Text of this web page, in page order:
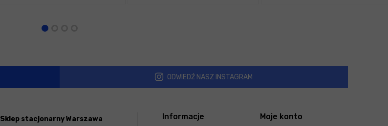
ODWIEDŹ NASZ INSTAGRAM
Informacje Moje konto
Sklep stacjonarny Warszawa